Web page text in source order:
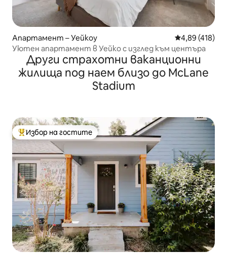
Апартамент – Уейкоу Средна
4,89 (418)
Уютен апартамент в Уейко с изглед към центъра
Други страхотни ваканционни
жилища под наем близо до McLane
Stadium
Най-популярен избор на гостите
Избор на гостите